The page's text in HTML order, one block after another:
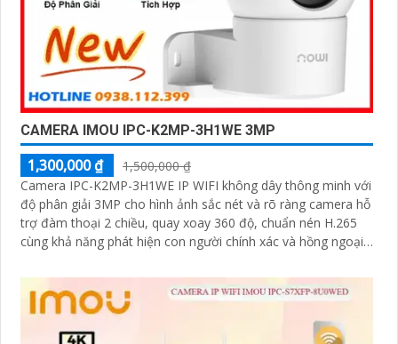
CAMERA IMOU IPC-K2MP-3H1WE 3MP
1,300,000 ₫
1,500,000 ₫
Camera IPC-K2MP-3H1WE IP WIFI không dây thông minh với
độ phân giải 3MP cho hình ảnh sắc nét và rõ ràng camera hỗ
trợ đàm thoại 2 chiều, quay xoay 360 độ, chuẩn nén H.265
cùng khả năng phát hiện con người chính xác và hồng ngoại